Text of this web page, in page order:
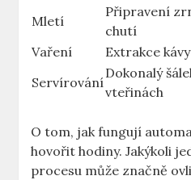
Mletí
Připravení
chutí
Vaření
Extrakce
Servírování
Dokonalý
vteřinách
O tom,⁤ jak ‍fungují
hovořit⁣ hodiny. ‌Jakýkoli
procesu⁤ může značně